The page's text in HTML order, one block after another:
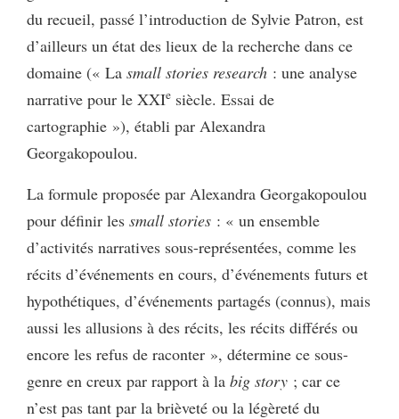
du recueil, passé l’introduction de Sylvie Patron, est
d’ailleurs un état des lieux de la recherche dans ce
domaine (« La small stories research : une analyse
narrative pour le XXIe siècle. Essai de
cartographie »), établi par Alexandra
Georgakopoulou.
La formule proposée par Alexandra Georgakopoulou
pour définir les small stories : « un ensemble
d’activités narratives sous-représentées, comme les
récits d’événements en cours, d’événements futurs et
hypothétiques, d’événements partagés (connus), mais
aussi les allusions à des récits, les récits différés ou
encore les refus de raconter », détermine ce sous-
genre en creux par rapport à la big story ; car ce
n’est pas tant par la brièveté ou la légèreté du